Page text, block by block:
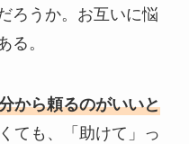
ろうか。お互いに悩
る。
から頼るのがいいと
ても、「助けて」っ